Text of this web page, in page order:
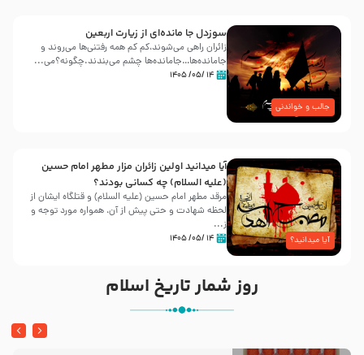
جالب و خواندنی
سوزدل جا مانده‌ای از زیارت اربعین
زائران راهی می‌شوند،کم‌ کم همه رفتنی‌ها می‌روند و
جامانده‌ها…جامانده‌ها چشم می‌بندند.چگونه؟می‌...
۱۴ /۰۵/ ۱۴۰۵
آیا میدانید؟
آیا میدانید اولین زائران مزار مطهر امام حسین
(علیه السلام) چه کسانی بودند؟
مرقد مطهر امام حسین (علیه السلام) و قتلگاه ایشان از
لحظه شهادت و حتی پیش از آن، همواره مورد توجه و
ز...
۱۴ /۰۵/ ۱۴۰۵
روز شمار تاریخ اسلام